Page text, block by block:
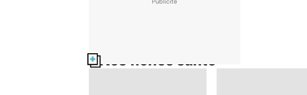
Nos fiches santé